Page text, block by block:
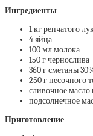
Ингредиенты
1 кг репчатого
4 яйца
100 мл молока
150 г чернослива
360 г сметаны
250 г песочного
сливочное масло
подсолнечное
Приготовление